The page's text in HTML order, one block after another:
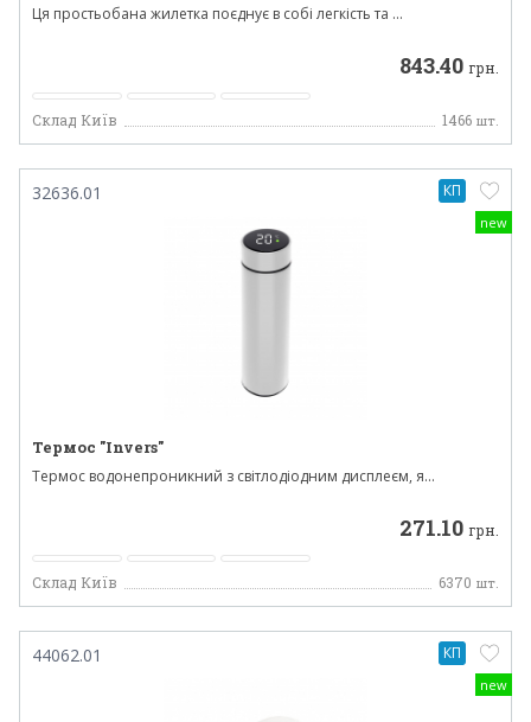
Ця простьобана жилетка поєднує в собі легкість та ...
843.40 грн.
Склад Київ 1466 шт.
new
32636.01
Термос "Invers"
Термос водонепроникний з світлодіодним дисплеєм, я...
271.10 грн.
Склад Київ 6370 шт.
КП
new
44062.01 КП